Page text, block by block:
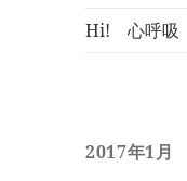
Hi! 心呼吸
2017年1月